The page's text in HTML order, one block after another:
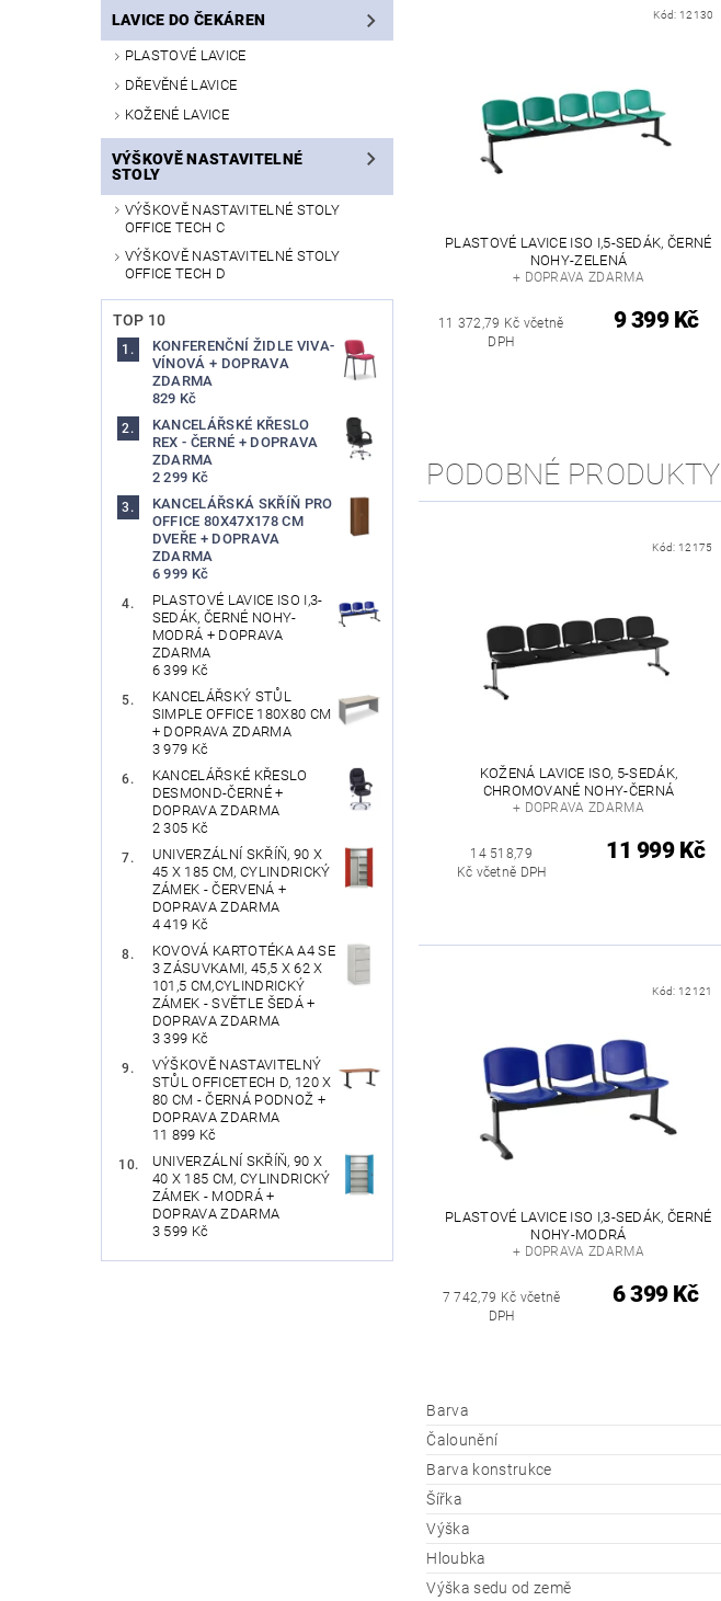
LAVICE DO ČEKÁREN
PLASTOVÉ LAVICE
DŘEVĚNÉ LAVICE
KOŽENÉ LAVICE
VÝŠKOVĚ NASTAVITELNÉ
STOLY
VÝŠKOVĚ NASTAVITELNÉ STOLY
OFFICE TECH C
VÝŠKOVĚ NASTAVITELNÉ STOLY
OFFICE TECH D
TOP 10
KONFERENČNÍ ŽIDLE VIVA-
VÍNOVÁ + DOPRAVA
ZDARMA
829 Kč
KANCELÁŘSKÉ KŘESLO
REX - ČERNÉ + DOPRAVA
ZDARMA
2 299 Kč
KANCELÁŘSKÁ SKŘÍŇ PRO
OFFICE 80X47X178 CM
DVEŘE + DOPRAVA
ZDARMA
6 999 Kč
PLASTOVÉ LAVICE ISO I,3-
SEDÁK, ČERNÉ NOHY-
MODRÁ + DOPRAVA
ZDARMA
6 399 Kč
KANCELÁŘSKÝ STŮL
SIMPLE OFFICE 180X80 CM
+ DOPRAVA ZDARMA
3 979 Kč
KANCELÁŘSKÉ KŘESLO
DESMOND-ČERNÉ +
DOPRAVA ZDARMA
2 305 Kč
UNIVERZÁLNÍ SKŘÍŇ, 90 X
45 X 185 CM, CYLINDRICKÝ
ZÁMEK - ČERVENÁ +
DOPRAVA ZDARMA
4 419 Kč
KOVOVÁ KARTOTÉKA A4 SE
3 ZÁSUVKAMI, 45,5 X 62 X
101,5 CM,CYLINDRICKÝ
ZÁMEK - SVĚTLE ŠEDÁ +
DOPRAVA ZDARMA
3 399 Kč
VÝŠKOVĚ NASTAVITELNÝ
STŮL OFFICETECH D, 120 X
80 CM - ČERNÁ PODNOŽ +
DOPRAVA ZDARMA
11 899 Kč
UNIVERZÁLNÍ SKŘÍŇ, 90 X
40 X 185 CM, CYLINDRICKÝ
ZÁMEK - MODRÁ +
DOPRAVA ZDARMA
3 599 Kč
Kód: 12130
PLASTOVÉ LAVICE ISO I,5-SEDÁK, ČERNÉ
NOHY-ZELENÁ
+ DOPRAVA ZDARMA
11 372,79 Kč včetně
DPH
9 399 Kč
PODOBNÉ PRODUKTY
Kód: 12175
KOŽENÁ LAVICE ISO, 5-SEDÁK,
CHROMOVANÉ NOHY-ČERNÁ
+ DOPRAVA ZDARMA
14 518,79
Kč včetně DPH
11 999 Kč
Kód: 12121
PLASTOVÉ LAVICE ISO I,3-SEDÁK, ČERNÉ
NOHY-MODRÁ
+ DOPRAVA ZDARMA
7 742,79 Kč včetně
DPH
6 399 Kč
Barva
Čalounění
Barva konstrukce
Šířka
Výška
Hloubka
Výška sedu od země